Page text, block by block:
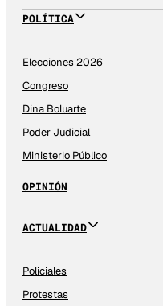
POLÍTICA
Elecciones 2026
Congreso
Dina Boluarte
Poder Judicial
Ministerio Público
OPINIÓN
ACTUALIDAD
Policiales
Protestas